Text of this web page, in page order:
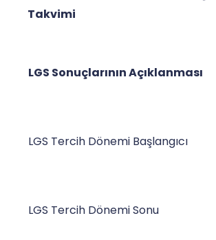
Takvimi
LGS Sonuçlarının Açıklanması
LGS Tercih Dönemi Başlangıcı
LGS Tercih Dönemi Sonu